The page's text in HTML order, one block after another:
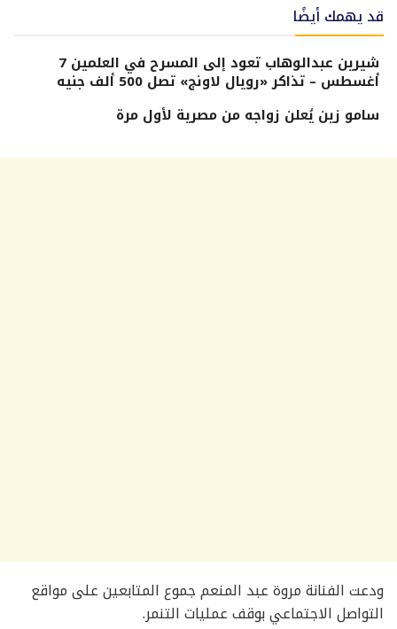
قد يهمك أيضًا
شيرين عبدالوهاب تعود إلى المسرح في العلمين 7
أغسطس – تذاكر «رويال لاونج» تصل 500 ألف جنيه
سامو زين يُعلن زواجه من مصرية لأول مرة
ودعت الفنانة مروة عبد المنعم جموع المتابعين على مواقع
التواصل الاجتماعي بوقف عمليات التنمر.